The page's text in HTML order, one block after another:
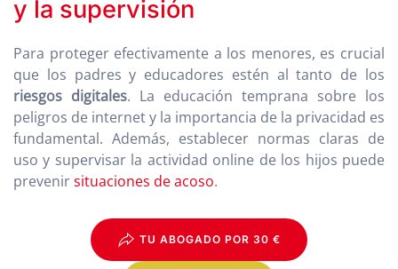
y la supervisión
Para proteger efectivamente a los menores, es crucial
que los padres y educadores estén al tanto de los
riesgos digitales. La educación temprana sobre los
peligros de internet y la importancia de la privacidad es
fundamental. Además, establecer normas claras de
uso y supervisar la actividad online de los hijos puede
prevenirsituaciones de acoso.
TU ABOGADO POR 30 €